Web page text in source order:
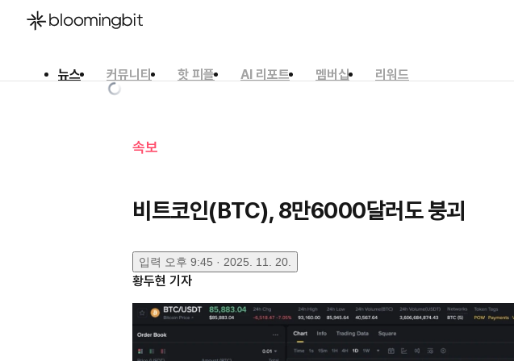
뉴스 커뮤니티 핫 피플 AI 리포트 멤버십
리워드
속보
비트코인(BTC), 8만6000달러도 붕괴
입력 오후 9:45 · 2025. 11. 20.
황두현 기자